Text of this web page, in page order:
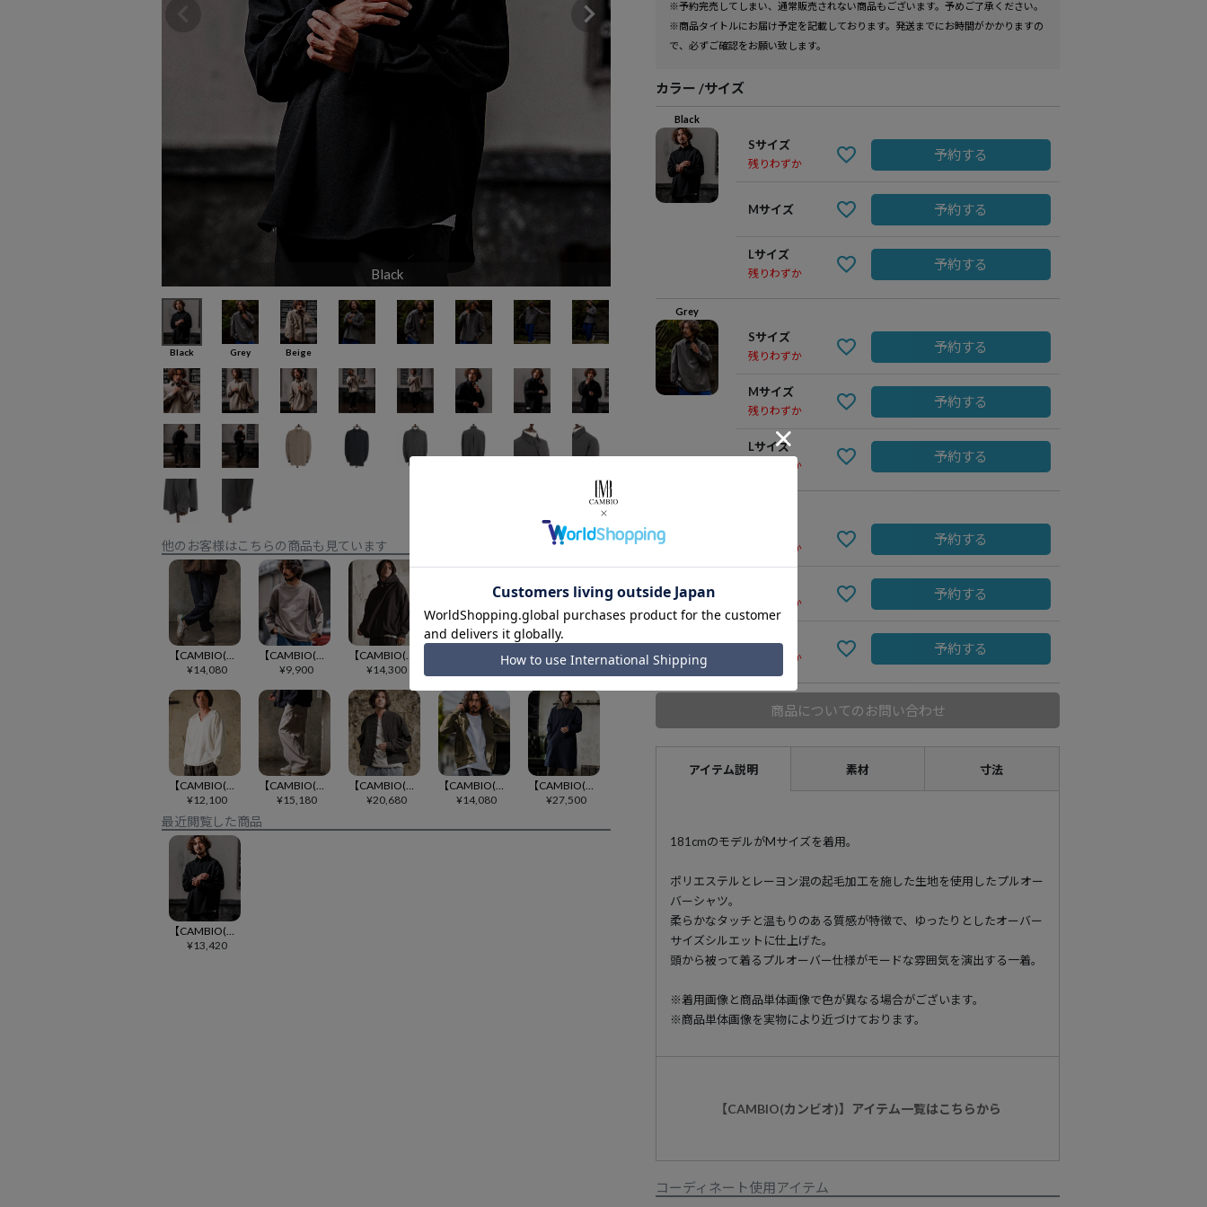
Black Grey
Black Grey Beige
他のお客様はこちらの商品も見ています
¥14,080
¥9,900
¥14,300
【CAMBIO(カンビオ)】【予約販売9月上旬～中旬入荷】ストレッチTRイージーテーパードパンツ(CMB-R0231)
【CAMBIO(カンビオ)】【予約販売9月下旬～10月上旬入荷】 総柄プリントフーディブルゾン(CMB-R0224)
¥12,100
¥15,180
¥20,680
¥14,080
¥27,500
最近閲覧した商品
¥13,420
※予約完売してしまい、通常販売されない商品もございます。予めご了承ください。
※商品タイトルにお届け予定を記載しております。発送までにお時間がかかりますの
で、必ずご確認をお願い致します。
カラー サイズ
Black
Sサイズ
残りわずか
予約する
Mサイズ 予約する
Lサイズ
残りわずか
予約する
Grey
Sサイズ
残りわずか
予約する
Mサイズ
残りわずか
予約する
Lサイズ
残りわずか
予約する
残りわずか
予約する
残りわずか
予約する
残りわずか
予約する
商品についてのお問い合わせ
アイテム説明 素材 寸法
181cmのモデルがMサイズを着用。
ポリエステルとレーヨン混の起毛加工を施した生地を使用したプルオー
バーシャツ。
柔らかなタッチと温もりのある質感が特徴で、ゆったりとしたオーバー
サイズシルエットに仕上げた。
頭から被って着るプルオーバー仕様がモードな雰囲気を演出する一着。
※着用画像と商品単体画像で色が異なる場合がございます。
※商品単体画像を実物により近づけております。
【CAMBIO(カンビオ)】アイテム一覧はこちらから
コーディネート使用アイテム